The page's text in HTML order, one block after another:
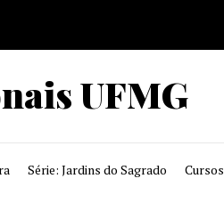
UFMG
Série: Jardins do Sagrado Cursos